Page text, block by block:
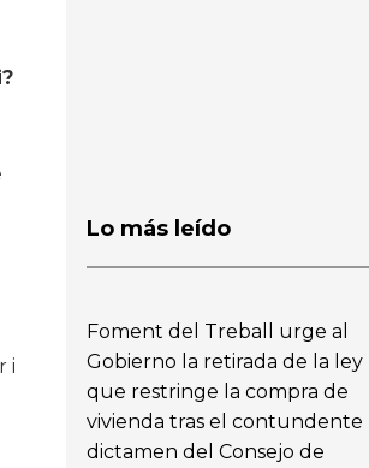
i
Lo más leído
Foment del Treball urge al
Gobierno la retirada de la ley
que restringe la compra de
vivienda tras el contundente
dictamen del Consejo de